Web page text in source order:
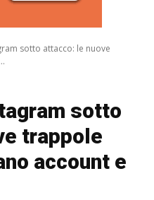
sotto attacco: le nuove
sotto
trappole
account e